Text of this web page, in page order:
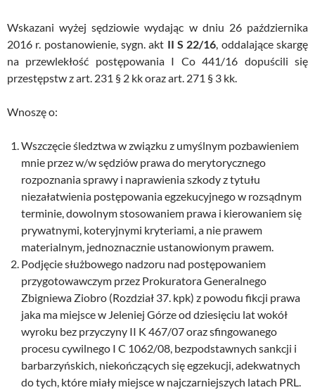
Wskazani wyżej sędziowie wydając w dniu 26 października
2016 r. postanowienie, sygn. akt II S 22/16, oddalające skargę
na przewlekłość postępowania I Co 441/16 dopuścili się
przestępstw z art. 231 § 2 kk oraz art. 271 § 3 kk.
Wnoszę o:
Wszczęcie śledztwa w związku z umyślnym pozbawieniem
mnie przez w/w sędziów prawa do merytorycznego
rozpoznania sprawy i naprawienia szkody z tytułu
niezałatwienia postępowania egzekucyjnego w rozsądnym
terminie, dowolnym stosowaniem prawa i kierowaniem się
prywatnymi, koteryjnymi kryteriami, a nie prawem
materialnym, jednoznacznie ustanowionym prawem.
Podjęcie służbowego nadzoru nad postępowaniem
przygotowawczym przez Prokuratora Generalnego
Zbigniewa Ziobro (Rozdział 37. kpk) z powodu fikcji prawa
jaka ma miejsce w Jeleniej Górze od dziesięciu lat wokół
wyroku bez przyczyny II K 467/07 oraz sfingowanego
procesu cywilnego I C 1062/08, bezpodstawnych sankcji i
barbarzyńskich, niekończących się egzekucji, adekwatnych
do tych, które miały miejsce w najczarniejszych latach PRL.